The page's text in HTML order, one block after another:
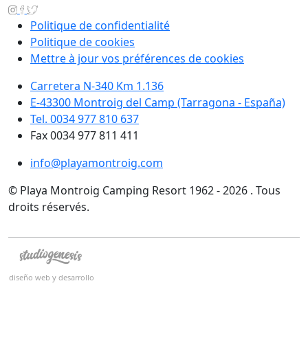
Politique de confidentialité
Politique de cookies
Mettre à jour vos préférences de cookies
Carretera N-340 Km 1.136
E-43300 Montroig del Camp (Tarragona - España)
Tel. 0034 977 810 637
Fax 0034 977 811 411
info@playamontroig.com
© Playa Montroig Camping Resort 1962 - 2026 . Tous
droits réservés.